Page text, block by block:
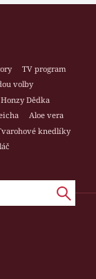
TV program
volby
Dědka
Aloe vera
knedlíky